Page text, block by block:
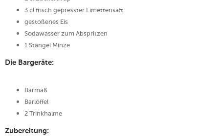
3 cl frisch gepresster Limettensaft
gestoßenes Eis
Sodawasser zum Abspritzen
1 Stängel Minze
Die Bargeräte:
Barmaß
Barlöffel
2 Trinkhalme
Zubereitung: